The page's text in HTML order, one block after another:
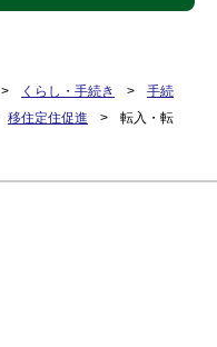
> くらし・手続き >
手続
移住定住促進 >
転入・転